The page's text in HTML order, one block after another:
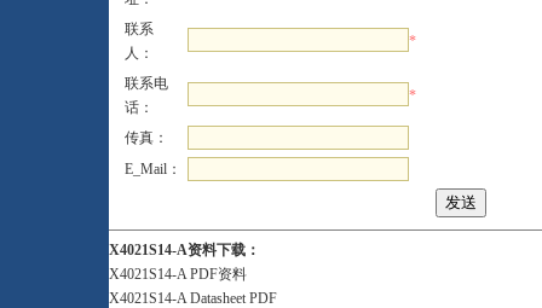
联系
人：
*
联系电
话：
*
传真：
E_Mail：
X4021S14-A资料下载：
X4021S14-A PDF资料
X4021S14-A Datasheet PDF